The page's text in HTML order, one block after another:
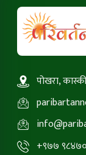
पोखरा,
+९७७